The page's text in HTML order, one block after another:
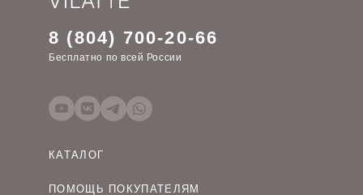
8 (804) 700-20-66
Бесплатно по всей России
КАТАЛОГ
ПОМОЩЬ ПОКУПАТЕЛЯМ